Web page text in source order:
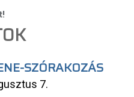
SZÓRAKOZÁS
7.